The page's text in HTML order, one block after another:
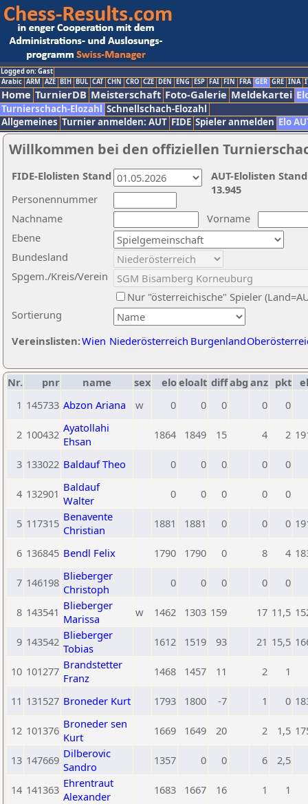
Logged on: Gast
Arabic ARM AZE BIH BUL CAT CHN CRO CZE DEN ENG ESP FAI FIN FRA GER GRE INA
Home TurnierDB Meisterschaft Foto-Galerie Meldekartei
Turnierschach-Elozahl Schnellschach-Elozahl
Allgemeines Turnier anmelden: AUT FIDE Spieler anmelden Elo
Willkommen bei den offiziellen
Nachname
Vorname
Ebene
Sortierung
Personennummer
Bundesland
Spgem./Kreis/Verein
Nur "österreichische" Spieler
Vereinslisten:Wien Niederösterreich Burgenland
AUT-Elolisten
13.945
FIDE-Elolisten Stand
Nr. pnr name sex eloeloalt diffabg anz pkt
1 145733 Abzon Ariana w 0 0 0 0 0
2 100432 Ayatollahi
Ehsan
1864 1849 15 4 2
3 133022 Baldauf Theo 0 0 0 0 0
4 132901 Baldauf
Walter
0 0 0 0 0
5 117315 Benavente
Christian
1881 1881 0 0 0
6 136845 Bendl Felix 1790 1790 0 8 4
7 146198 Blieberger
Christoph
0 0 0 0 0
8 143541 Blieberger
Marissa
w 1462 1303 159 17 11,5
9 143542 Blieberger
Tobias
1612 1519 93 21 15,5
10 101277 Brandstetter
Franz
1468 1457 11 2 1
11 131527 Broneder Kurt 1793 1800 -7 1 0
12 101376 Broneder sen
Kurt
1669 1649 20 2 1,5
13 147669 Dilberovic
Sandro
1357 0 0 6 2,5
14 141363 Ehrentraut
Alexander
1683 1667 16 1 1